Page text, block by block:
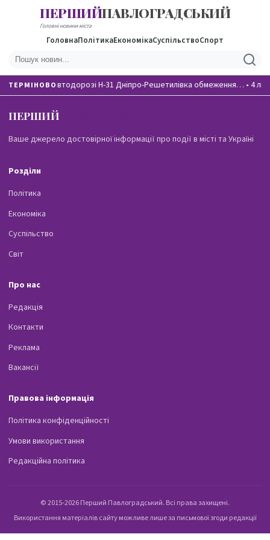
ПЕРШИЙПАВЛОГРАДСЬКИЙ
Головні новини міста
ГоловнаПолітикаЕкономікаСуспільствоСпорт
ТЕРМІНОВОНа автодорозі Н-31 Дніпро-Решетилівка обмеження… •4
ПЕРШИЙ
Ваше джерело достовірної інформації про події в місті та Україні
Розділи
Політика
Економіка
Суспільство
Світ
Про нас
Редакція
Контакти
Реклама
Вакансії
Правова інформація
Політика конфіденційності
Умови використання
Редакційна політика
© 2015-2026 Перший Павлоградський. Всі права захищені.
Використання матеріалів сайту можливе лише за письмової згоди редакції